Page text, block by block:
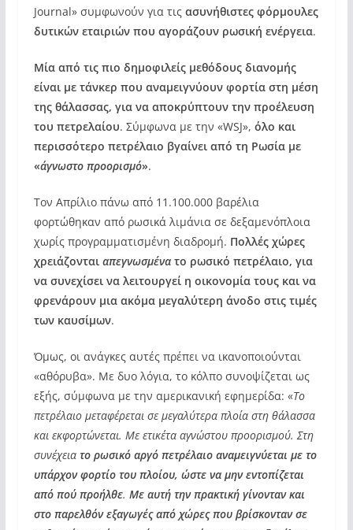
Journal» συμφωνούν για τις ασυνήθιστες φόρμουλες
δυτικών εταιριών που αγοράζουν ρωσική ενέργεια.
Μία από τις πιο δημοφιλείς μεθόδους διανομής
είναι με τάνκερ που αναμειγνύουν φορτία στη μέση
της θάλασσας, για να αποκρύπτουν την προέλευση
του πετρελαίου. Σύμφωνα με την «WSJ», όλο και
περισσότερο πετρέλαιο βγαίνει από τη Ρωσία με
«άγνωστο προορισμό».
Τον Απρίλιο πάνω από 11.100.000 βαρέλια
φορτώθηκαν από ρωσικά λιμάνια σε δεξαμενόπλοια
χωρίς προγραμματισμένη διαδρομή. Πολλές χώρες
χρειάζονται απεγνωσμένατο ρωσικό πετρέλαιο, για
να συνεχίσει να λειτουργεί η οικονομία τους και να
φρενάρουν μια ακόμα μεγαλύτερη άνοδο στις τιμές
των καυσίμων.
Όμως, οι ανάγκες αυτές πρέπει να ικανοποιούνται
«αθόρυβα». Με δυο λόγια, το κόλπο συνοψίζεται ως
εξής, σύμφωνα με την αμερικανική εφημερίδα: «Το
πετρέλαιο μεταφέρεται σε μεγαλύτερα πλοία στη θάλασσα
και εκφορτώνεται. Με ετικέτα αγνώστου προορισμού. Στη
συνέχεια το ρωσικό αργό πετρέλαιο αναμειγνύεται με το
υπάρχον φορτίο του πλοίου, ώστε να μην εντοπίζεται
από πού προήλθε. Με αυτή την πρακτική γίνονταν και
στο παρελθόν εξαγωγές από χώρες που βρίσκονταν σε